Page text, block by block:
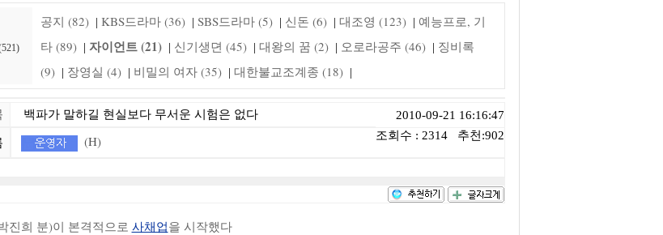
공지 (82) | KBS드라마 (36) | SBS드라마 (5) | 신돈 (6) | 대조영 (123) | 예능프로, 기
타 (89) | 자이언트 (21) | 신기생뎐 (45) | 대왕의 꿈 (2) | 오로라공주 (46) | 징비록
(9) | 장영실 (4) | 비밀의 여자 (35) | 대한불교조계종 (18) |
백파가 말하길 현실보다 무서운 시험은 없다 2010-09-21 16:16:47
(H) 조회수 : 2314 추천:902
진희 분)이 본격적으로 사채업을 시작했다